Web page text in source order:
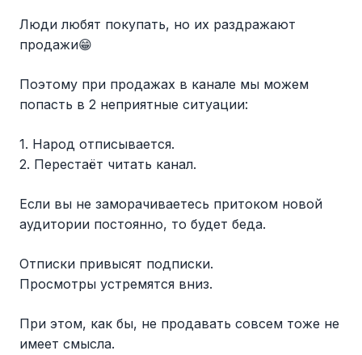
Люди любят покупать, но их раздражают
продажи😁
Поэтому при продажах в канале мы можем
попасть в 2 неприятные ситуации:
1. Народ отписывается.
2. Перестаёт читать канал.
Если вы не заморачиваетесь притоком новой
аудитории постоянно, то будет беда.
Отписки привысят подписки.
Просмотры устремятся вниз.
При этом, как бы, не продавать совсем тоже не
имеет смысла.